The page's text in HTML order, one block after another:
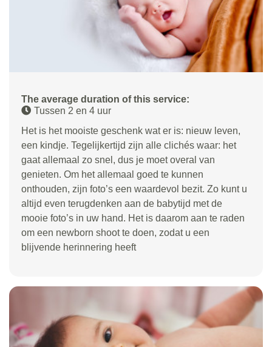
The average duration of this service:
Tussen 2 en 4 uur
Het is het mooiste geschenk wat er is: nieuw leven,
een kindje. Tegelijkertijd zijn alle clichés waar: het
gaat allemaal zo snel, dus je moet overal van
genieten. Om het allemaal goed te kunnen
onthouden, zijn foto’s een waardevol bezit. Zo kunt u
altijd even terugdenken aan de babytijd met de
mooie foto’s in uw hand. Het is daarom aan te raden
om een newborn shoot te doen, zodat u een
blijvende herinnering heeft